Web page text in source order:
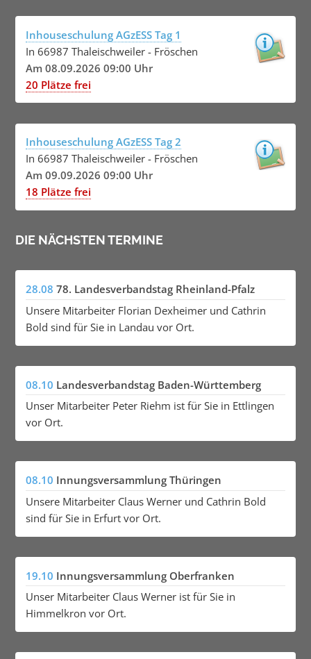
Inhouseschulung AGzESS Tag 1
In 66987 Thaleischweiler - Fröschen
Am 08.09.2026 09:00 Uhr
20 Plätze frei
Inhouseschulung AGzESS Tag 2
In 66987 Thaleischweiler - Fröschen
Am 09.09.2026 09:00 Uhr
18 Plätze frei
DIE NÄCHSTEN TERMINE
28.08 78. Landesverbandstag Rheinland-Pfalz
Unsere Mitarbeiter Florian Dexheimer und Cathrin
Bold sind für Sie in Landau vor Ort.
08.10 Landesverbandstag Baden-Württemberg
Unser Mitarbeiter Peter Riehm ist für Sie in Ettlingen
vor Ort.
08.10 Innungsversammlung Thüringen
Unsere Mitarbeiter Claus Werner und Cathrin Bold
sind für Sie in Erfurt vor Ort.
19.10 Innungsversammlung Oberfranken
Unser Mitarbeiter Claus Werner ist für Sie in
Himmelkron vor Ort.